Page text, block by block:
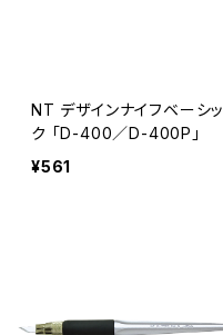
NT デザインナイフベーシッ
ク 「D-400／D-400P」
¥561